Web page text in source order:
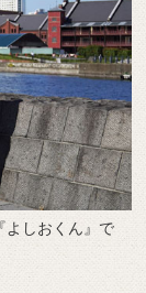
よしおくん』で